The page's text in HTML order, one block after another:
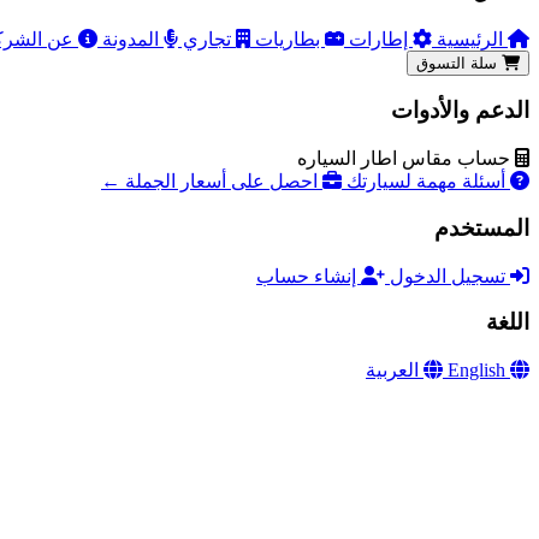
الرئيسية إطارات بطاريات تجاري المدونة عن
الدعم والأدوات
حساب مقاس اطار السياره
أسئلة مهمة لسيارتك
احصل على أسعار الجملة ←
المستخدم
تسجيل الدخول إنشاء حساب
اللغة
العربية